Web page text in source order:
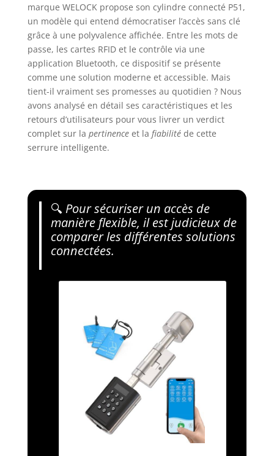
marque WELOCK propose son cylindre connecté P51,
un modèle qui entend démocratiser l’accès sans clé
grâce à une polyvalence affichée. Entre les mots de
passe, les cartes RFID et le contrôle via une
application Bluetooth, ce dispositif se présente
comme une solution moderne et accessible. Mais
tient-il vraiment ses promesses au quotidien ? Nous
avons analysé en détail ses caractéristiques et les
retours d’utilisateurs pour vous livrer un verdict
complet sur la pertinenceet la fiabilitéde cette
serrure intelligente.
🔍 Pour sécuriser un accès de
manière flexible, il est judicieux de
comparer les différentes solutions
connectées.